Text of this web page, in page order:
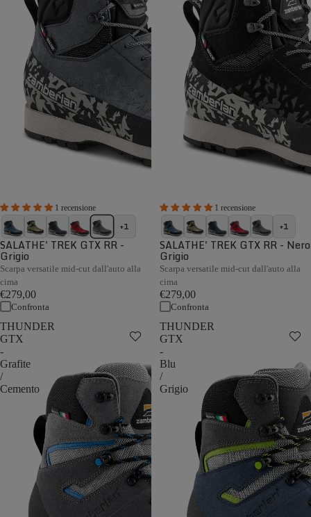
1 recensione
+1
SALATHE' TREK GTX RR -
Grigio
Scarpa versatile mid-cut dall'auto alla
cima
€279,00
Confronta
1 recensione
+1
SALATHE' TREK GTX RR - Nero
Grigio
Scarpa versatile mid-cut dall'auto alla
cima
€279,00
Confronta
THUNDER
GTX
-
Grafite
/
Cemento
THUNDER
GTX
-
Blu
/
Grigio